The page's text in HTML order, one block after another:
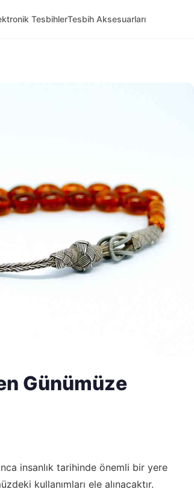
TesbihlerTesbih Aksesuarları
Günümüze
insanlık tarihinde önemli bir yere
kullanımları ele alınacaktır.